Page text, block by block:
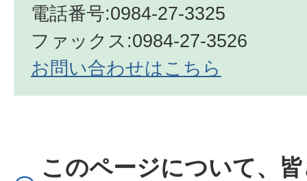
電話番号:0984-27-3325
ファックス:0984-27-3526
お問い合わせはこちら
このページについて、